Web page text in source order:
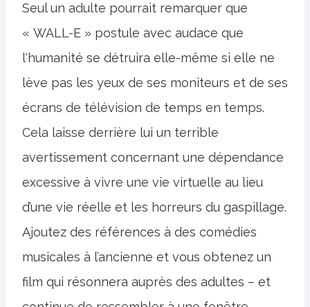
Seul un adulte pourrait remarquer que
« WALL-E » postule avec audace que
l'humanité se détruira elle-même si elle ne
lève pas les yeux de ses moniteurs et de ses
écrans de télévision de temps en temps.
Cela laisse derrière lui un terrible
avertissement concernant une dépendance
excessive à vivre une vie virtuelle au lieu
d’une vie réelle et les horreurs du gaspillage.
Ajoutez des références à des comédies
musicales à l’ancienne et vous obtenez un
film qui résonnera auprès des adultes – et